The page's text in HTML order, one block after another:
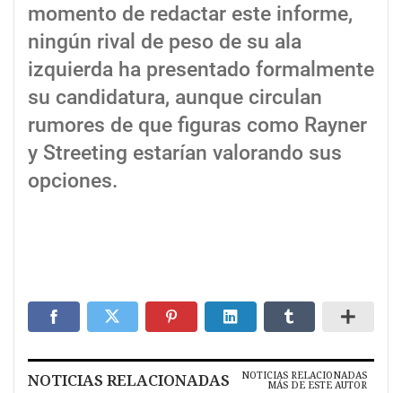
momento de redactar este informe,
ningún rival de peso de su ala
izquierda ha presentado formalmente
su candidatura, aunque circulan
rumores de que figuras como Rayner
y Streeting estarían valorando sus
opciones.
NOTICIAS RELACIONADAS NOTICIAS RELACIONADAS
MÁS DE ESTE AUTOR